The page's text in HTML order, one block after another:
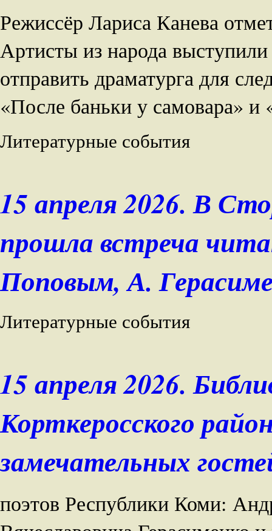
Режиссёр Лариса Канева
Артисты из народа
отправить драматурга для
«После баньки у самовара»
Литературные события
15 апреля 2026. В
прошла встреча
Поповым, А.
Литературные события
15 апреля 2026.
Корткеросского
замечательных
поэтов Республики Коми: